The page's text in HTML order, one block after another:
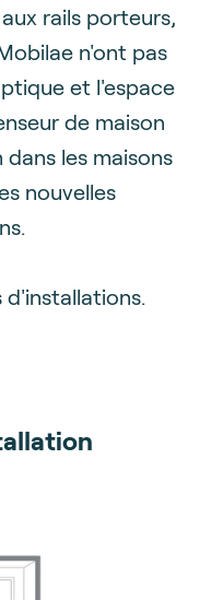
rails porteurs,
n'ont pas
et l'espace
de maison
les maisons
nouvelles
d'installations.